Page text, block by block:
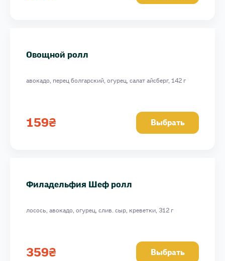
Овощной ролл
авокадо, перец болгарский, огурец, салат айсберг, 142 г
159₴ Выбрать
Филадельфия Шеф ролл
лосось, авокадо, огурец, слив. сыр, креветки, 312 г
359₴ Выбрать